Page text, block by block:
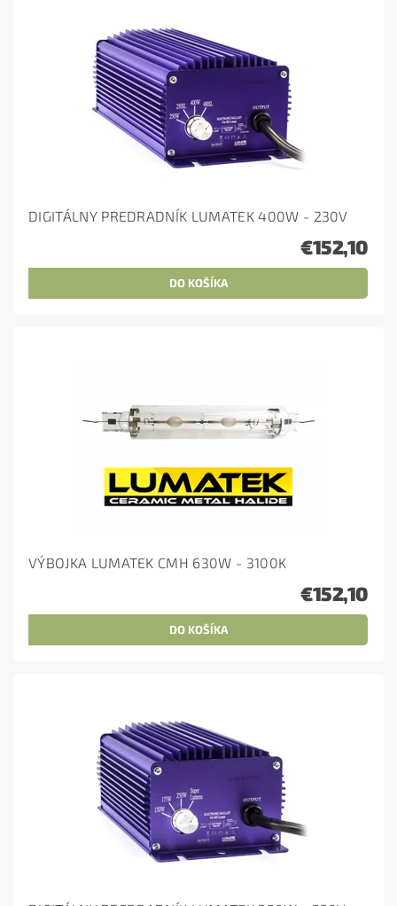
DIGITÁLNY PREDRADNÍK LUMATEK 400W - 230V
€152,10
VÝBOJKA LUMATEK CMH 630W - 3100K
€152,10